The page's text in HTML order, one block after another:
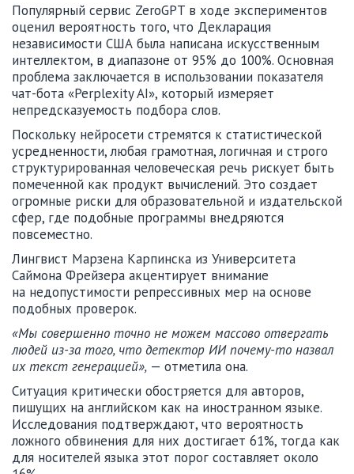
Популярный сервис ZeroGPT в ходе экспериментов
оценил вероятность того, что Декларация
независимости США была написана искусственным
интеллектом, в диапазоне от 95% до 100%. Основная
проблема заключается в использовании показателя
чат-бота «Perplexity AI», который измеряет
непредсказуемость подбора слов.
Поскольку нейросети стремятся к статистической
усредненности, любая грамотная, логичная и строго
структурированная человеческая речь рискует быть
помеченной как продукт вычислений. Это создает
огромные риски для образовательной и издательской
сфер, где подобные программы внедряются
повсеместно.
Лингвист Марзена Карпинска из Университета
Саймона Фрейзера акцентирует внимание
на недопустимости репрессивных мер на основе
подобных проверок.
«Мы совершенно точно не можем массово отвергать
людей из-за того, что детектор ИИ почему-то назвал
их текст генерацией», — отметила она.
Ситуация критически обостряется для авторов,
пишущих на английском как на иностранном языке.
Исследования подтверждают, что вероятность
ложного обвинения для них достигает 61%, тогда как
для носителей языка этот порог составляет около